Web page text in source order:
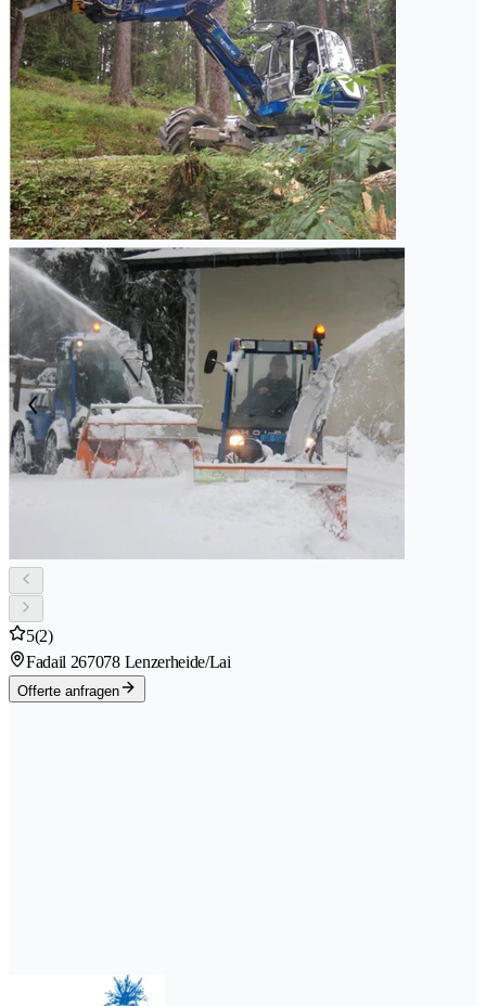
5(2)
Fadail 267078 Lenzerheide/Lai
Offerte anfragen